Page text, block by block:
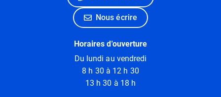
Nous écrire
Horaires d'ouverture
Du lundi au vendredi
8 h 30 à 12 h 30
13 h 30 à 18 h